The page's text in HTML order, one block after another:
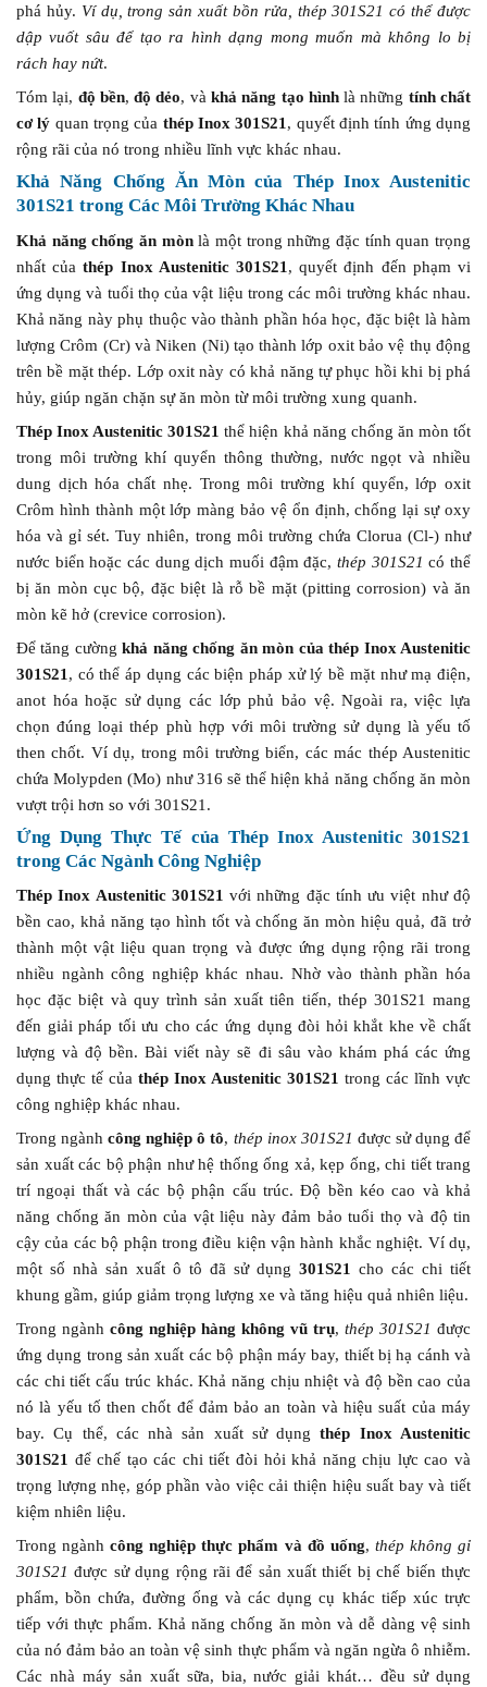
phá hủy. Ví dụ, trong sản xuất bồn rửa, thép 301S21 có thể được
dập vuốt sâu để tạo ra hình dạng mong muốn mà không lo bị
rách hay nứt.
Tóm lại, độ bền,độ dẻo, vàkhả năng tạo hìnhlà những tính chất
cơ lý quan trọng của thép Inox 301S21, quyết định tính ứng dụng
rộng rãi của nó trong nhiều lĩnh vực khác nhau.
Khả Năng Chống Ăn Mòn của Thép Inox Austenitic
301S21 trong Các Môi Trường Khác Nhau
Khả năng chống ăn mònlà một trong những đặc tính quan trọng
nhất củathép Inox Austenitic 301S21 , quyết định đến phạm vi
ứng dụng và tuổi thọ của vật liệu trong các môi trường khác nhau.
Khả năng này phụ thuộc vào thành phần hóa học, đặc biệt là hàm
lượng Crôm (Cr) và Niken (Ni) tạo thành lớp oxit bảo vệ thụ động
trên bề mặt thép. Lớp oxit này có khả năng tự phục hồi khi bị phá
hủy, giúp ngăn chặn sự ăn mòn từ môi trường xung quanh.
Thép Inox Austenitic 301S21 thể hiện khả năng chống ăn mòn tốt
trong môi trường khí quyển thông thường, nước ngọt và nhiều
dung dịch hóa chất nhẹ. Trong môi trường khí quyển, lớp oxit
Crôm hình thành một lớp màng bảo vệ ổn định, chống lại sự oxy
hóa và gỉ sét. Tuy nhiên, trong môi trường chứa Clorua (Cl-) như
nước biển hoặc các dung dịch muối đậm đặc, thép 301S21 có thể
bị ăn mòn cục bộ, đặc biệt là rỗ bề mặt (pitting corrosion) và ăn
mòn kẽ hở (crevice corrosion).
Để tăng cườngkhả năng chống ăn mòn của thép Inox Austenitic
301S21 , có thể áp dụng các biện pháp xử lý bề mặt như mạ điện,
anot hóa hoặc sử dụng các lớp phủ bảo vệ. Ngoài ra, việc lựa
chọn đúng loại thép phù hợp với môi trường sử dụng là yếu tố
then chốt. Ví dụ, trong môi trường biển, các mác thép Austenitic
chứa Molypden (Mo) như 316 sẽ thể hiện khả năng chống ăn mòn
vượt trội hơn so với 301S21.
Ứng Dụng Thực Tế của Thép Inox Austenitic 301S21
trong Các Ngành Công Nghiệp
Thép Inox Austenitic 301S21 với những đặc tính ưu việt như độ
bền cao, khả năng tạo hình tốt và chống ăn mòn hiệu quả, đã trở
thành một vật liệu quan trọng và được ứng dụng rộng rãi trong
nhiều ngành công nghiệp khác nhau. Nhờ vào thành phần hóa
học đặc biệt và quy trình sản xuất tiên tiến, thép 301S21 mang
đến giải pháp tối ưu cho các ứng dụng đòi hỏi khắt khe về chất
lượng và độ bền. Bài viết này sẽ đi sâu vào khám phá các ứng
dụng thực tế của thép Inox Austenitic 301S21 trong các lĩnh vực
công nghiệp khác nhau.
Trong ngànhcông nghiệp ô tô, thép inox 301S21 được sử dụng để
sản xuất các bộ phận như hệ thống ống xả, kẹp ống, chi tiết trang
trí ngoại thất và các bộ phận cấu trúc. Độ bền kéo cao và khả
năng chống ăn mòn của vật liệu này đảm bảo tuổi thọ và độ tin
cậy của các bộ phận trong điều kiện vận hành khắc nghiệt. Ví dụ,
một số nhà sản xuất ô tô đã sử dụng 301S21 cho các chi tiết
khung gầm, giúp giảm trọng lượng xe và tăng hiệu quả nhiên liệu.
Trong ngành công nghiệp hàng không vũ trụ, thép 301S21 được
ứng dụng trong sản xuất các bộ phận máy bay, thiết bị hạ cánh và
các chi tiết cấu trúc khác. Khả năng chịu nhiệt và độ bền cao của
nó là yếu tố then chốt để đảm bảo an toàn và hiệu suất của máy
bay. Cụ thể, các nhà sản xuất sử dụngthép Inox Austenitic
301S21 để chế tạo các chi tiết đòi hỏi khả năng chịu lực cao và
trọng lượng nhẹ, góp phần vào việc cải thiện hiệu suất bay và tiết
kiệm nhiên liệu.
Trong ngànhcông nghiệp thực phẩm và đồ uống, thép không gỉ
301S21 được sử dụng rộng rãi để sản xuất thiết bị chế biến thực
phẩm, bồn chứa, đường ống và các dụng cụ khác tiếp xúc trực
tiếp với thực phẩm. Khả năng chống ăn mòn và dễ dàng vệ sinh
của nó đảm bảo an toàn vệ sinh thực phẩm và ngăn ngừa ô nhiễm.
Các nhà máy sản xuất sữa, bia, nước giải khát… đều sử dụng